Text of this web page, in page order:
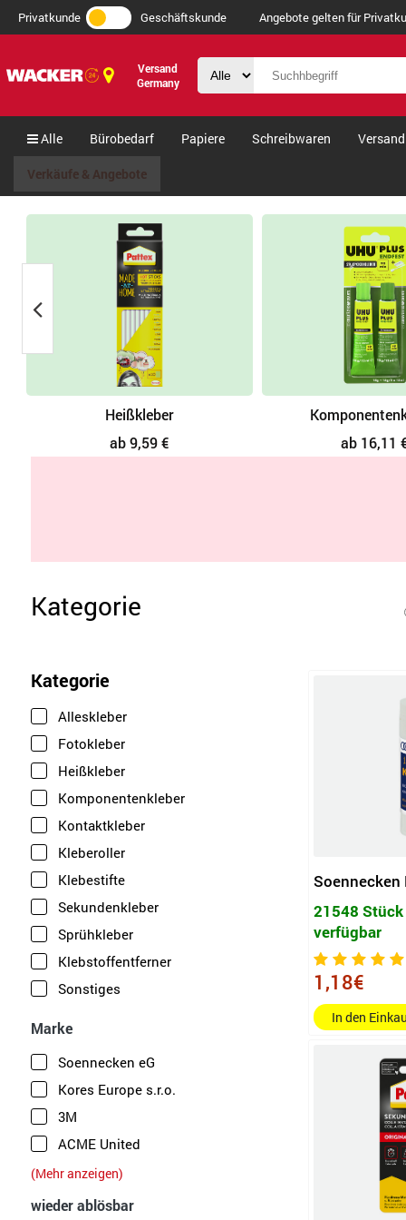
Privatkunde Geschäftskunde Angebote gelten für
Versand
Germany
Alle Bürobedarf Papiere Schreibwaren Versand
Verkäufe & Angebote
Heißkleber
ab 9,59 €
ab 16,11
Kategorie
Kategorie
Alleskleber
Fotokleber
Heißkleber
Komponentenkleber
Kontaktkleber
Kleberoller
Klebestifte
Sekundenkleber
Sprühkleber
Klebstoffentferner
Sonstiges
Marke
Soennecken eG
Kores Europe s.r.o.
3M
ACME United
share
tesa SE
(Mehr anzeigen)
wieder ablösbar
21548
verfügbar
1,18€
In den